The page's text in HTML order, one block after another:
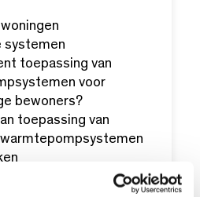
systemen
toepassing van
voor
bewoners?
toepassing van